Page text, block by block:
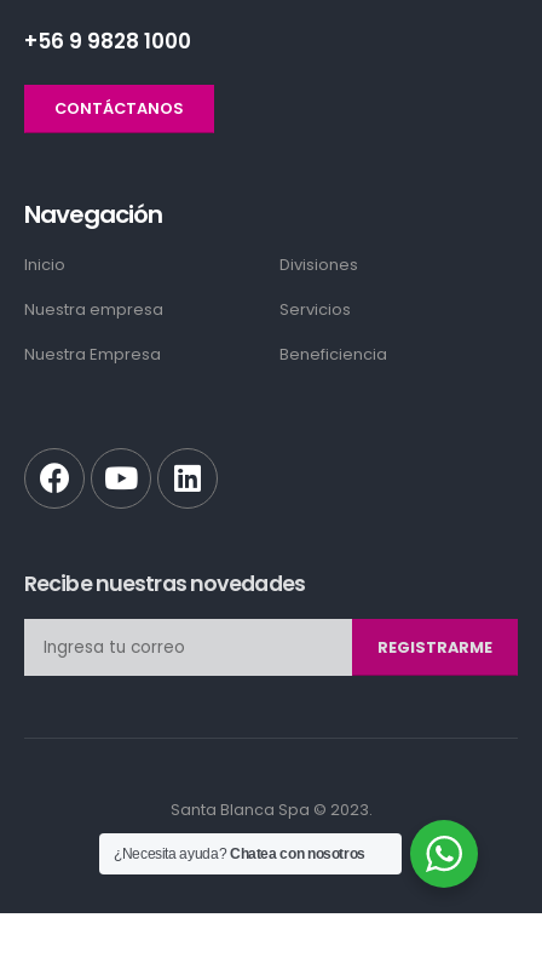
+56 9 9828 1000
CONTÁCTANOS
Navegación
Inicio
Nuestra empresa
Nuestra Empresa
Divisiones
Servicios
Beneficiencia
Recibe nuestras novedades
REGISTRARME
Santa Blanca Spa © 2023.
¿Necesita ayuda?Chatea con nosotros